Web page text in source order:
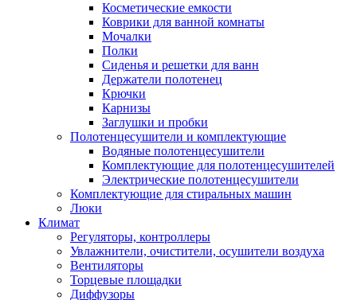
Косметические емкости
Коврики для ванной комнаты
Мочалки
Полки
Сиденья и решетки для ванн
Держатели полотенец
Крючки
Карнизы
Заглушки и пробки
Полотенцесушители и комплектующие
Водяные полотенцесушители
Комплектующие для полотенцесушителей
Электрические полотенцесушители
Комплектующие для стиральных машин
Люки
Климат
Регуляторы, контроллеры
Увлажнители, очистители, осушители воздуха
Вентиляторы
Торцевые площадки
Диффузоры